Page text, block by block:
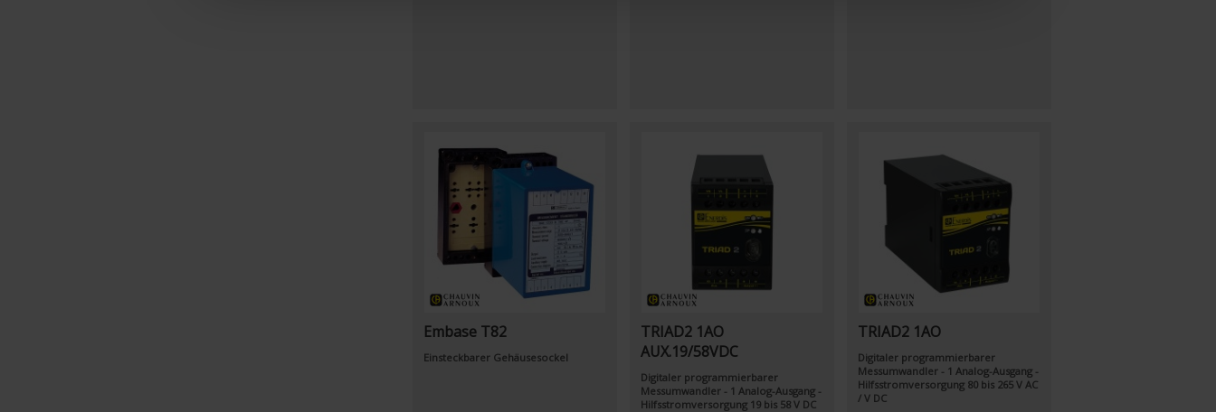
Embase T82
Einsteckbarer Gehäusesockel
TRIAD2 1AO
AUX.19/58VDC
Digitaler programmierbarer
Messumwandler - 1 Analog-Ausgang -
Hilfsstromversorgung 19 bis 58 V DC
TRIAD2 1AO
Digitaler programmierbarer
Messumwandler - 1 Analog-Ausgang -
Hilfsstromversorgung 80 bis 265 V AC
/ V DC